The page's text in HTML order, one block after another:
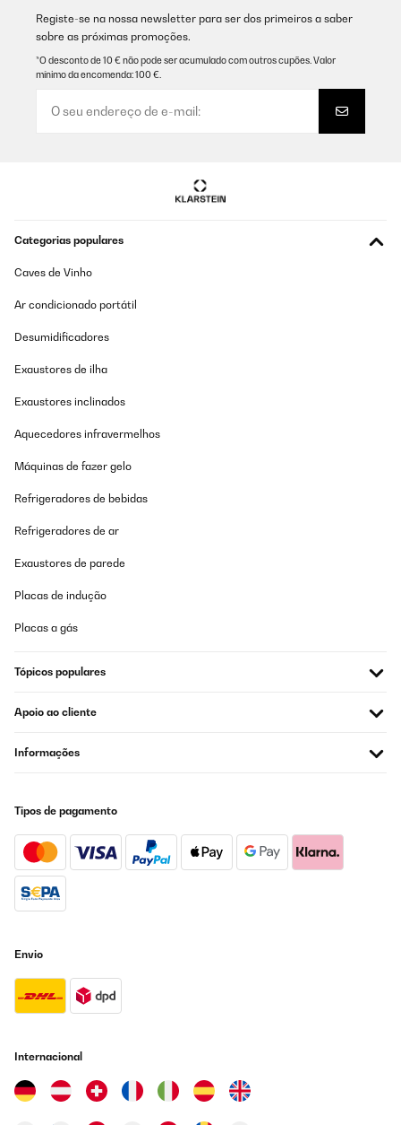
Registe-se na nossa newsletter para ser dos primeiros a saber
sobre as próximas promoções.
*O desconto de 10 € não pode ser acumulado com outros cupões. Valor
mínimo da encomenda: 100 €.
Categorias populares
Caves de Vinho
Ar condicionado portátil
Desumidificadores
Exaustores de ilha
Exaustores inclinados
Aquecedores infravermelhos
Máquinas de fazer gelo
Refrigeradores de bebidas
Refrigeradores de ar
Exaustores de parede
Placas de indução
Placas a gás
Tópicos populares
Apoio ao cliente
Informações
Tipos de pagamento
Envio
Internacional